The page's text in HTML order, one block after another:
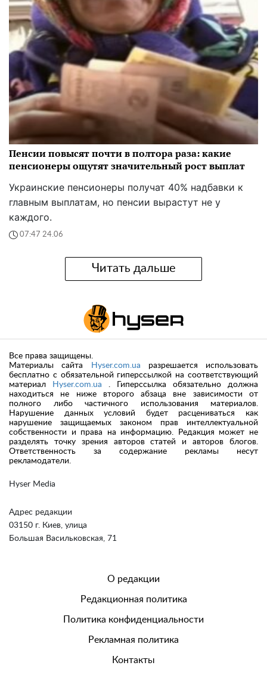
Пенсии повысят почти в полтора раза: какие
пенсионеры ощутят значительный рост выплат
Украинские пенсионеры получат 40% надбавки к
главным выплатам, но пенсии вырастут не у
каждого.
07:47 24.06
Читать дальше
Hyser Media
Адрес редакции
03150 г. Киев, улица
Большая Васильковская, 71
Все права защищены.
Материалы сайта
Hyser.com.ua разрешается использовать
бесплатно с обязательной гиперссылкой на соответствующий
материал
Hyser.com.ua . Гиперссылка обязательно должна
находиться не ниже второго абзаца вне зависимости от
полного либо частичного использования материалов.
Нарушение данных условий будет расцениваться как
нарушение защищаемых законом прав интеллектуальной
собственности и права на информацию. Редакция может не
разделять точку зрения авторов статей и авторов блогов.
Ответственность за содержание рекламы несут
рекламодатели.
О редакции
Редакционная политика
Политика конфиденциальности
Рекламная политика
Контакты